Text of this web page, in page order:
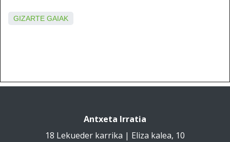
GIZARTE GAIAK
Antxeta Irratia
18 Lekueder karrika | Eliza kalea, 10